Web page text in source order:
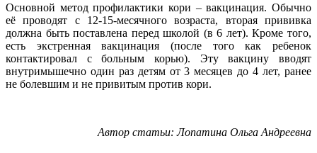
Основной метод профилактики кори – вакцинация. Обычно
её проводят с 12-15-месячного возраста, вторая прививка
должна быть поставлена перед школой (в 6 лет). Кроме того,
есть экстренная вакцинация (после того как ребенок
контактировал с больным корью). Эту вакцину вводят
внутримышечно один раз детям от 3 месяцев до 4 лет, ранее
не болевшим и не привитым против кори.
Автор статьи: Лопатина Ольга Андреевна